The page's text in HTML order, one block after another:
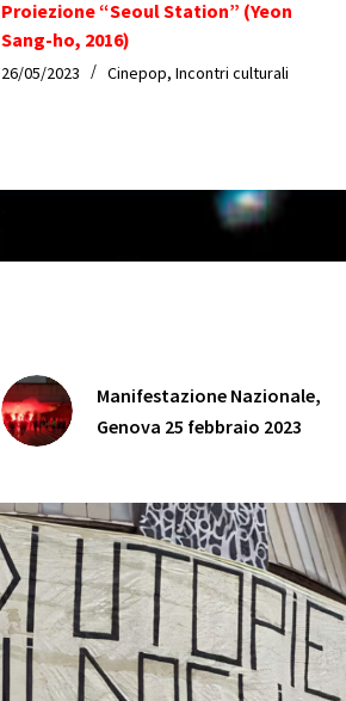
Proiezione “Seoul Station” (Yeon
Sang-ho, 2016)
26/05/2023 Cinepop, Incontri culturali
Manifestazione Nazionale,
Genova 25 febbraio 2023